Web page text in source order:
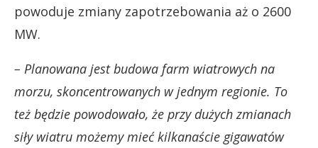
powoduje zmiany zapotrzebowania aż o 2600
MW.
– Planowana jest budowa farm wiatrowych na
morzu, skoncentrowanych w jednym regionie. To
też będzie powodowało, że przy dużych zmianach
siły wiatru możemy mieć kilkanaście gigawatów